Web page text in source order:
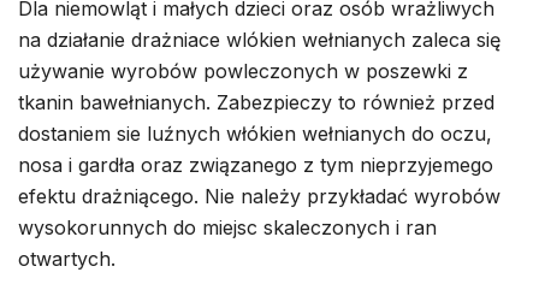
Dla niemowląt i małych dzieci oraz osób wrażliwych
na działanie drażniace wlókien wełnianych zaleca się
używanie wyrobów powleczonych w poszewki z
tkanin bawełnianych. Zabezpieczy to również przed
dostaniem sie luźnych włókien wełnianych do oczu,
nosa i gardła oraz związanego z tym nieprzyjemego
efektu drażniącego. Nie należy przykładać wyrobów
wysokorunnych do miejsc skaleczonych i ran
otwartych.